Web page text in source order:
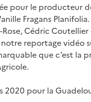
pour le producteur
Fragans
Cédric
reportage vidéo
que c’est la
2020 pour la